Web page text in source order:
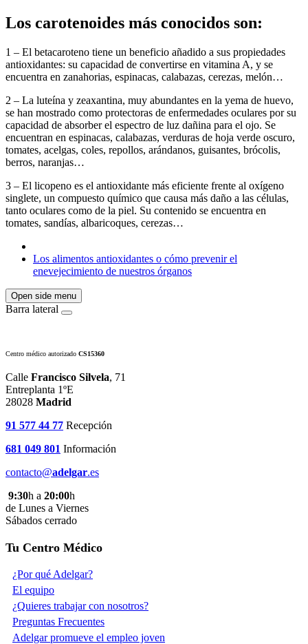
Los carotenoides más conocidos son:
1 – El betacaroteno tiene un beneficio añadido a sus propiedades
antioxidantes: su capacidad de convertirse en vitamina A, y se
encuentra en zanahorias, espinacas, calabazas, cerezas, melón…
2 – La luteína y zeaxantina, muy abundantes en la yema de huevo,
se han mostrado como protectoras de enfermedades oculares por su
capacidad de absorber el espectro de luz dañina para el ojo. Se
encuentran en espinacas, calabazas, verduras de hoja verde oscuro,
tomates, acelgas, coles, repollos, arándanos, guisantes, brócolis,
berros, naranjas…
3 – El licopeno es el antioxidante más eficiente frente al oxígeno
singlete, un compuesto químico que causa más daño a las células,
tanto oculares como de la piel. Su contenido se encuentra en
tomates, sandías, albaricoques, cerezas…
Los alimentos antioxidantes o cómo prevenir el
enevejecimiento de nuestros órganos
Open side menu
Barra lateral
Centro médico autorizado CS15360
Calle Francisco Silvela, 71
Entreplanta 1ºE
28028 Madrid
91 577 44 77 Recepción
681 049 801 Información
contacto@adelgar.es
9:30h a 20:00h
de Lunes a Viernes
Sábados cerrado
Tu Centro Médico
¿Por qué Adelgar?
El equipo
¿Quieres trabajar con nosotros?
Preguntas Frecuentes
Adelgar promueve el empleo joven